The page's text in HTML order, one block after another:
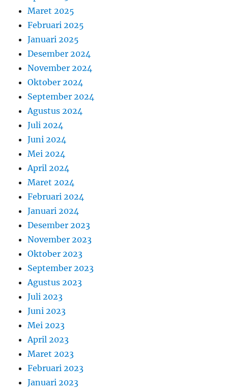
Maret 2025
Februari 2025
Januari 2025
Desember 2024
November 2024
Oktober 2024
September 2024
Agustus 2024
Juli 2024
Juni 2024
Mei 2024
April 2024
Maret 2024
Februari 2024
Januari 2024
Desember 2023
November 2023
Oktober 2023
September 2023
Agustus 2023
Juli 2023
Juni 2023
Mei 2023
April 2023
Maret 2023
Februari 2023
Januari 2023